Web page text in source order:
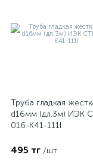
Труба гладкая
d16мм (дл.3м) ИЭК
016-K41-111I
495 тг /шт